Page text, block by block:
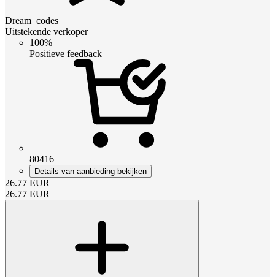
Dream_codes
Uitstekende verkoper
100%
Positieve feedback
80416
Details van aanbieding bekijken
26.77 EUR
26.77 EUR